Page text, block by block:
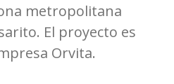
metropolitana
El proyecto es
Orvita.